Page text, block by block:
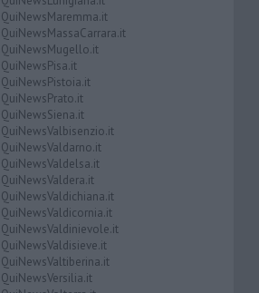
QuiNewsMaremma.it
QuiNewsMassaCarrara.it
QuiNewsMugello.it
QuiNewsPisa.it
QuiNewsPistoia.it
QuiNewsPrato.it
QuiNewsSiena.it
QuiNewsValbisenzio.it
QuiNewsValdarno.it
QuiNewsValdelsa.it
QuiNewsValdera.it
QuiNewsValdichiana.it
QuiNewsValdicornia.it
QuiNewsValdinievole.it
QuiNewsValdisieve.it
QuiNewsValtiberina.it
QuiNewsVersilia.it